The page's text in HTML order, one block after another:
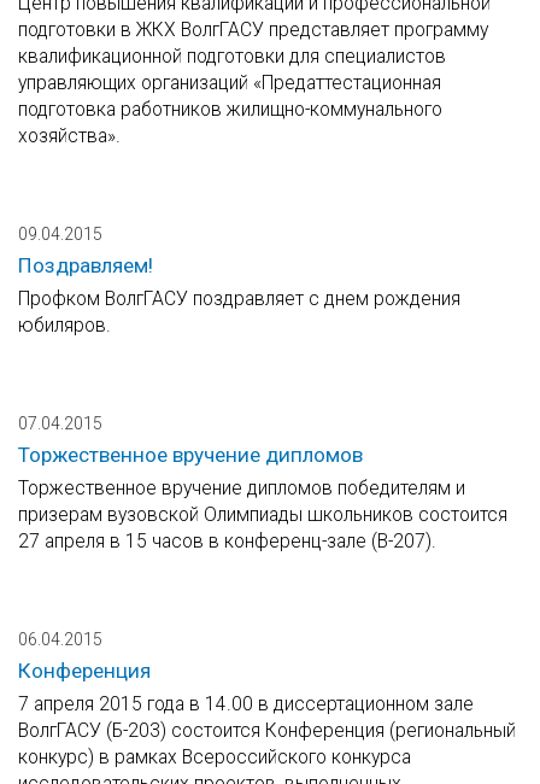
подготовки в ЖКХ ВолгГАСУ представляет программу
квалификационной подготовки для специалистов
управляющих организаций «Предаттестационная
подготовка работников жилищно-коммунального
хозяйства».
09.04.2015
Поздравляем!
Профком ВолгГАСУ поздравляет с днем рождения
юбиляров.
07.04.2015
Торжественное вручение дипломов
Торжественное вручение дипломов победителям и
призерам вузовской Олимпиады школьников состоится
27 апреля в 15 часов в конференц-зале (В-207).
06.04.2015
Конференция
7 апреля 2015 года в 14.00 в диссертационном зале
ВолгГАСУ (Б-203) состоится Конференция (региональный
конкурс) в рамках Всероссийского конкурса